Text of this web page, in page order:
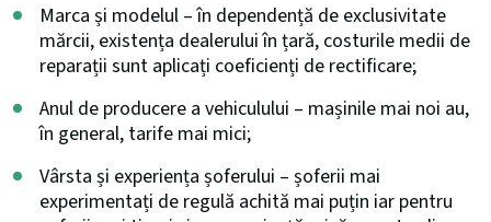
Marca și modelul – în dependență de exclusivitate
mărcii, existența dealerului în țară, costurile medii de
reparații sunt aplicați coeficienți de rectificare;
Anul de producere a vehiculului – mașinile mai noi au,
în general, tarife mai mici;
Vârsta și experiența șoferului – șoferii mai
experimentați de regulă achită mai puțin iar pentru